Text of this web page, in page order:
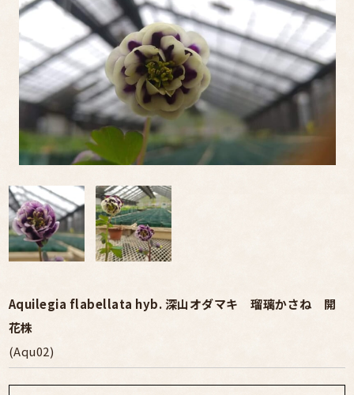
Aquilegia flabellata hyb. 深山オダマキ 瑠璃かさね 開
花株
(Aqu02)